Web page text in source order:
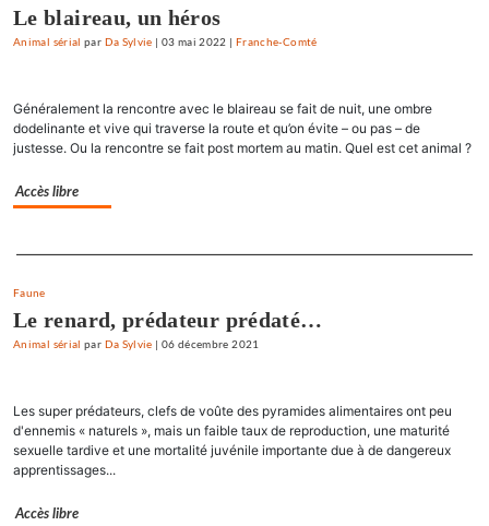
Le blaireau, un héros
Animal sérial par Da Sylvie | 03 mai 2022 | Franche-Comté
Généralement la rencontre avec le blaireau se fait de nuit, une ombre
dodelinante et vive qui traverse la route et qu’on évite – ou pas – de
justesse. Ou la rencontre se fait post mortem au matin. Quel est cet animal ?
Accès libre
Faune
Le renard, prédateur prédaté…
Animal sérial par Da Sylvie | 06 décembre 2021
Les super prédateurs, clefs de voûte des pyramides alimentaires ont peu
d'ennemis « naturels », mais un faible taux de reproduction, une maturité
sexuelle tardive et une mortalité juvénile importante due à de dangereux
apprentissages...
Accès libre